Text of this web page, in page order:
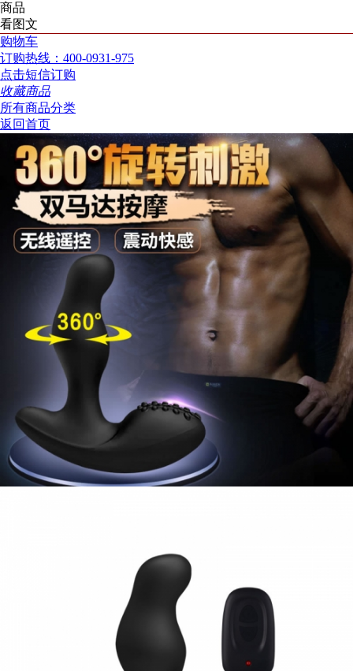
商品
看图文
购物车
订购热线：400-0931-975
点击短信订购
收藏商品
所有商品分类
返回首页